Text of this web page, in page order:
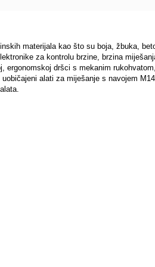
materijala kao što su boja, žbuka,
za kontrolu brzine, brzina
ergonomskoj dršci s mekanim
alati za miješanje s navojem